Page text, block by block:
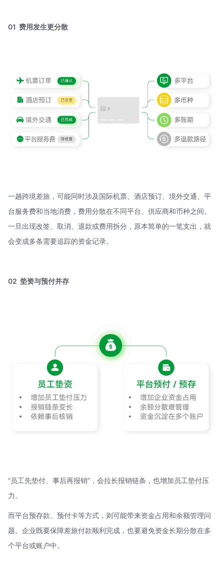
01 费用发生更分散
一趟跨境差旅，可能同时涉及国际机票、酒店预订、境外交通、平
台服务费和当地消费，费用分散在不同平台、供应商和币种之间。
一旦出现改签、取消、退款或费用拆分，原本简单的一笔支出，就
会变成多条需要追踪的资金记录。
02 垫资与预付并存
“员工先垫付、事后再报销”，会拉长报销链条，也增加员工垫付压
力。
而平台预存款、预付卡等方式，则可能带来资金占用和余额管理问
题。企业既要保障差旅付款顺利完成，也要避免资金长期分散在多
个平台或账户中。